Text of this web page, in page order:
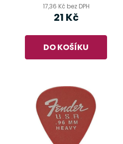
17,36 Kč bez DPH
21 Kč
DO KOŠÍKU